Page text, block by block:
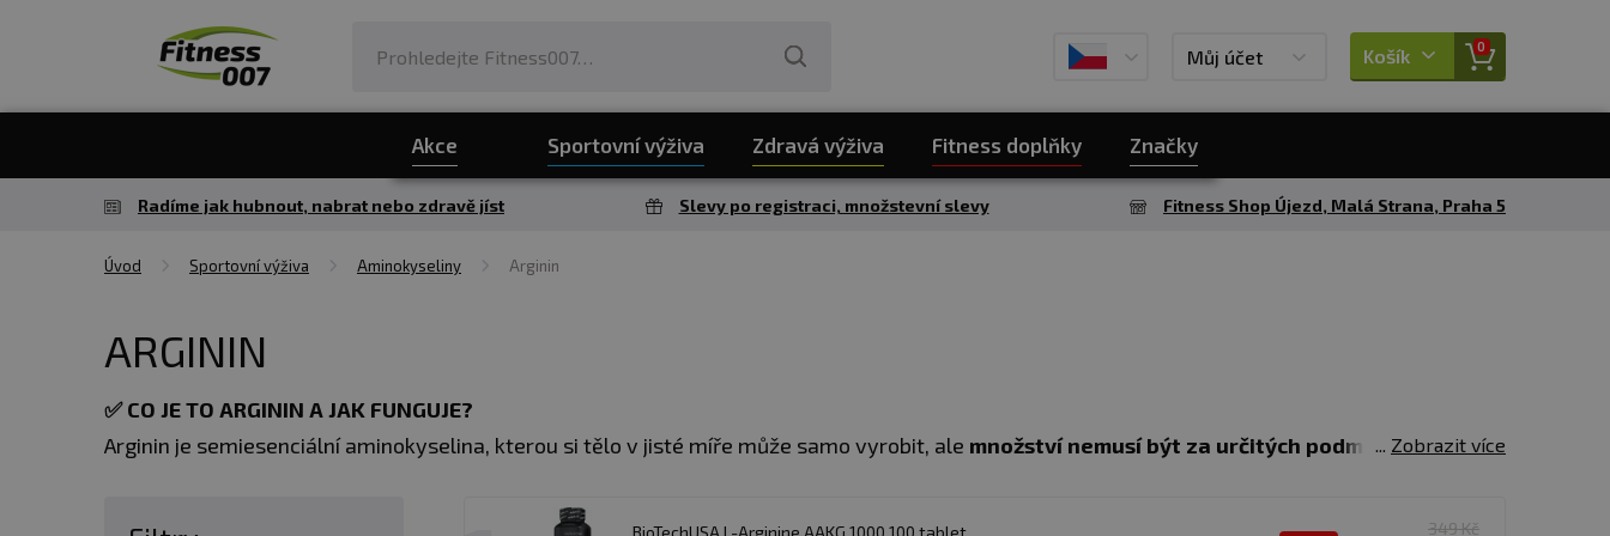
Můj účet Košík 0
Akce Sportovní výživa Zdravá výživa Fitness doplňky Značky
Radíme jak hubnout, nabrat nebo zdravě jíst Slevy po registraci, množstevní slevy Fitness Shop Újezd, Malá Strana, Praha 5
Úvod Sportovní výživa Aminokyseliny Arginin
ARGININ
✅CO JE TO ARGININ A JAK FUNGUJE?
Arginin je semiesenciální aminokyselina, kterou si tělo v jisté míře může samo vyrobit, ale množství nemusí být za určitých podmínek, jako je
zvyšuje produkci oxidu dusného v krevním oběhu, která zvyšuje průtok krve a tedy i živin do pracujících svalů. Arginin koupíte samostatně nebo
Zobrazit více
BioTechUSA L-Arginine AAKG 1000 100 tablet
349 Kč